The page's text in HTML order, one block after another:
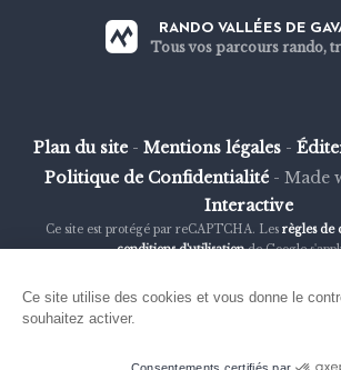
RANDO VALLÉES DE
Tous vos parcours rando,
Plan du site - Mentions légales -
Politique de Confidentialité - Made
Interactive
Ce site est protégé par reCAPTCHA. Les règles de
conditions d'utilisationde Google
Ce site utilise des cookies et vous donne le
souhaitez activer.
Consentements certifiés par